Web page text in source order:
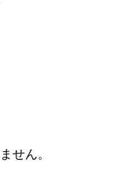
せん。